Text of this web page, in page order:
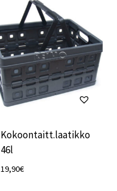
Kokoontaitt.laatikko
46l
19,90€